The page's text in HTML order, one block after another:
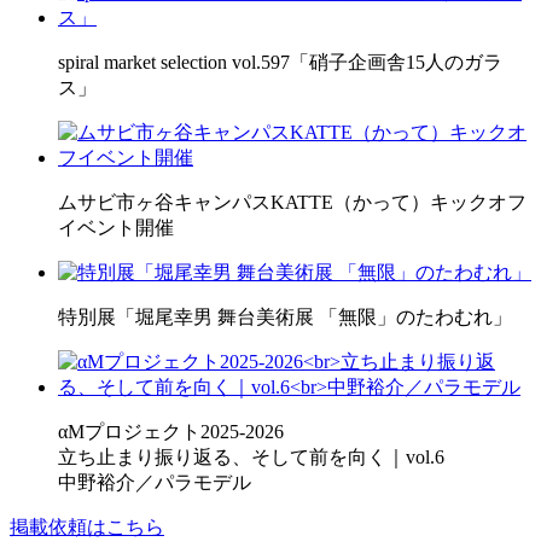
spiral market selection vol.597「硝子企画舎15人のガラ
ス」
ムサビ市ヶ谷キャンパスKATTE（かって）キックオフ
イベント開催
特別展「堀尾幸男 舞台美術展 「無限」のたわむれ」
αMプロジェクト2025-2026
立ち止まり振り返る、そして前を向く｜vol.6
中野裕介／パラモデル
掲載依頼はこちら